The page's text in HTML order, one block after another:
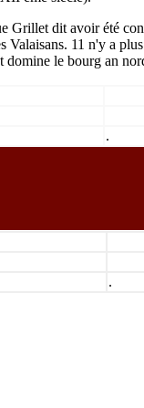
Grillet dit avoir été
Valaisans. 11 n'y a
domine le bourg an
.
.